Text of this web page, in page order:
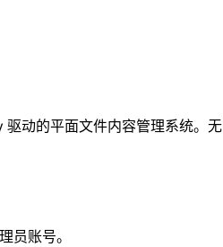
动的平面文件内容管理系统。
员账号。